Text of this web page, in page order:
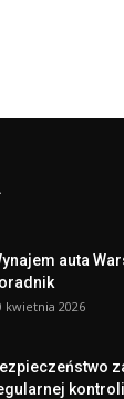
auta
kwietnia 2026